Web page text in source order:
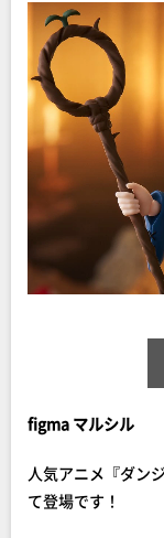
figma マルシル
人気アニメ『ダン
て登場です！